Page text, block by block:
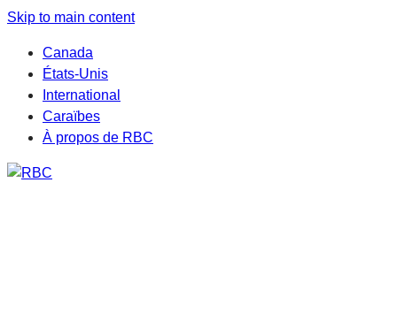
Skip to main content
Canada
États-Unis
International
Caraïbes
À propos de RBC